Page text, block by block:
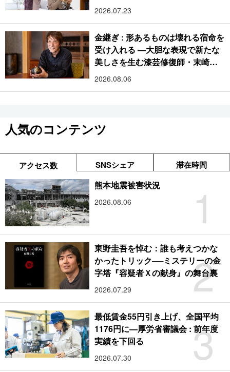
2026.07.23
金継ぎ : 形あるものは壊れる宿命を
受け入れる ―大胆な表現で新たな
美しさを生む漆芸修復師・末崎広
樹
2026.08.06
人気のコンテンツ
アクセス数 SNSシェア 滞在時間
1
熊本地震被害状況
2026.08.06
2
東野圭吾を悼む：誰も考えつかな
かったトリック──ミステリーの金
字塔『容疑者Ｘの献身』の舞台裏
2026.07.29
3
最低賃金55円引き上げ、全国平均
1176円に―厚労省審議会 : 前年度
実績を下回る
2026.07.30